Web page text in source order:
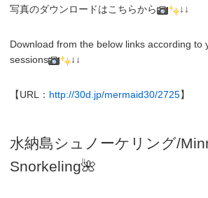
写真のダウンロードはこちらから ↓↓
Download from the below links according to
sessions
↓↓
【URL： http://30d.jp/mermaid30/2725】
水納島シュノーケリング/
Snorkeling🌺